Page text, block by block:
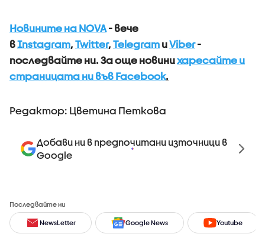
Новините на NOVA- вече
вInstagram, Twitter, Telegram иViber-
последвайте ни.За още новинихаресайте и
страницата ни във Facebook.
Редактор: Цветина Петкова
Добави ни в предпочитани източници в
Google
Последвайте ни
NewsLetter Google News Youtube